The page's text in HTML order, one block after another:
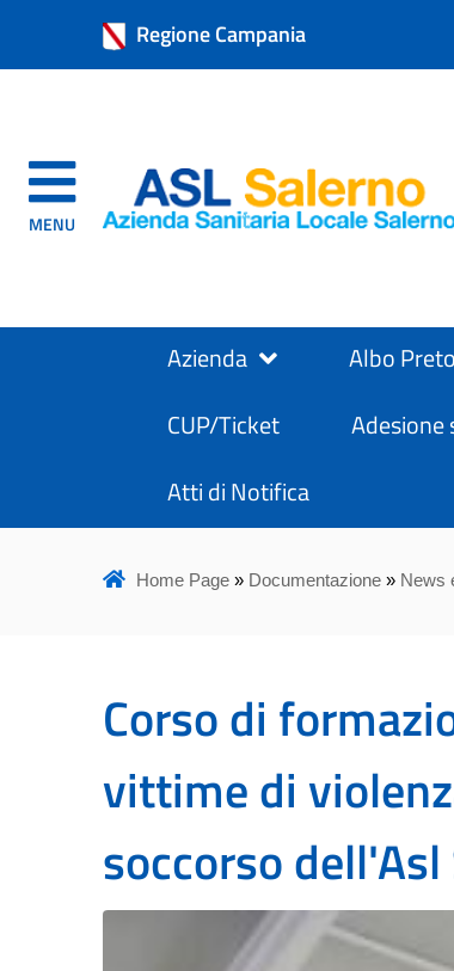
Regione Campania
MENU
Azienda Albo
CUP/Ticket
Adesione
Atti di Notifica
Home Page» Documentazione» News
Corso di
vittime di
soccorso dell'Asl